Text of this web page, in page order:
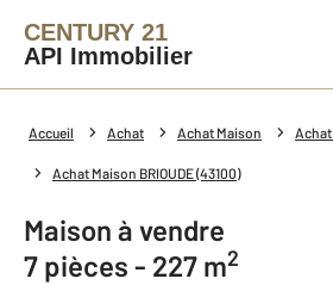
CENTURY 21
API Immobilier
Accueil Achat Achat Maison Achat
Achat Maison BRIOUDE (43100)
Maison à vendre
7 pièces - 227 m2